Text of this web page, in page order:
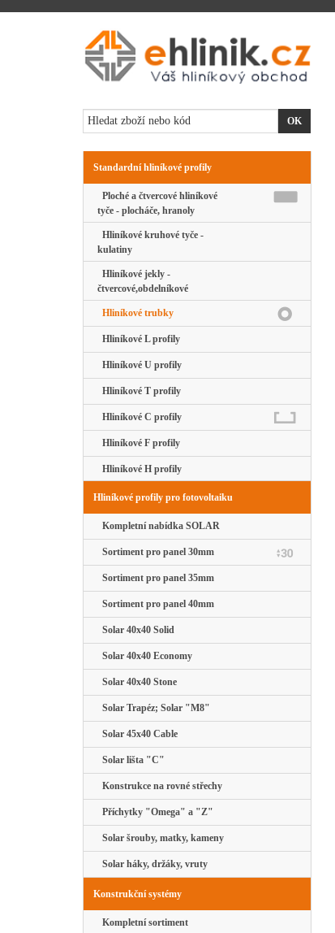
Standardní hliníkové profily
Ploché a čtvercové hliníkové
tyče - plocháče, hranoly
Hliníkové kruhové tyče -
kulatiny
Hliníkové jekly -
čtvercové,obdelníkové
Hliníkové trubky
Hliníkové L profily
Hliníkové U profily
Hliníkové T profily
Hliníkové C profily
Hliníkové F profily
Hliníkové H profily
Hliníkové profily pro fotovoltaiku
Kompletní nabídka SOLAR
Sortiment pro panel 30mm
Sortiment pro panel 35mm
Sortiment pro panel 40mm
Solar 40x40 Solid
Solar 40x40 Economy
Solar 40x40 Stone
Solar Trapéz; Solar "M8"
Solar 45x40 Cable
Solar lišta "C"
Konstrukce na rovné střechy
Příchytky "Omega" a "Z"
Solar šrouby, matky, kameny
Solar háky, držáky, vruty
Konstrukční systémy
Kompletní sortiment